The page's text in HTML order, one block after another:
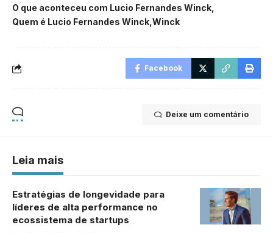
O que aconteceu com Lucio Fernandes Winck
Quem é Lucio Fernandes Winck Winck
Facebook
Deixe um comentário
Leia mais
Estratégias de longevidade para
líderes de alta performance no
ecossistema de startups